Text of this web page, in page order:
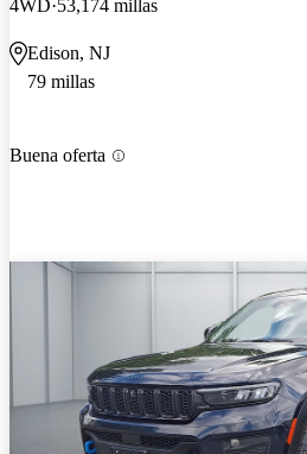
4WD 53,174 millas
Edison, NJ
79 millas
Buena oferta